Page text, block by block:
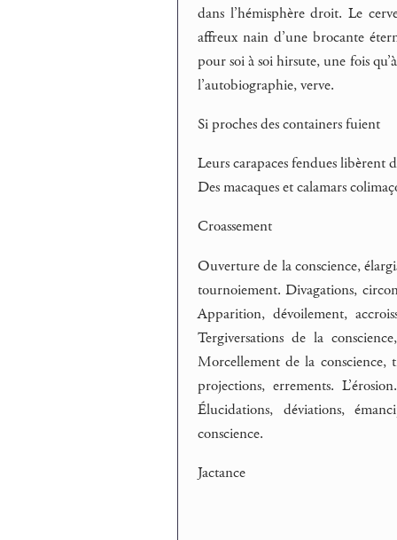
dans l’hémisphère droit. Le
affreux nain d’une brocante
pour soi à soi hirsute, une fois
l’autobiographie, verve.
Si proches des containers fuient
Leurs carapaces fendues libèrent
Des macaques et calamars
Croassement
Ouverture de la conscience,
tournoiement. Divagations,
Apparition, dévoilement,
Tergiversations de la
Morcellement de la conscience,
projections, errements.
Élucidations, déviations,
conscience.
Jactance